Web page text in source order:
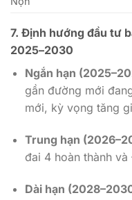
7. Định hướng đầu tư
2025–2030
Ngắn hạn
gần đường mới
mới, kỳ vọng tăng
Trung hạn
đai 4 hoàn thành
Dài hạn